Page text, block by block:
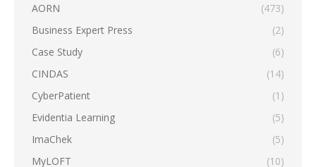
AORN
(473)
Business Expert Press
(2)
Case Study
(6)
CINDAS
(14)
CyberPatient
(1)
Evidentia Learning
(5)
ImaChek
(5)
MyLOFT
(10)